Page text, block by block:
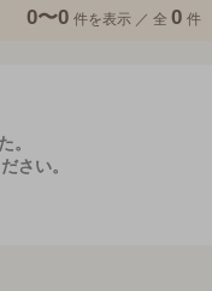
0〜0 件を表示 ／ 全 0 件
。
さい。